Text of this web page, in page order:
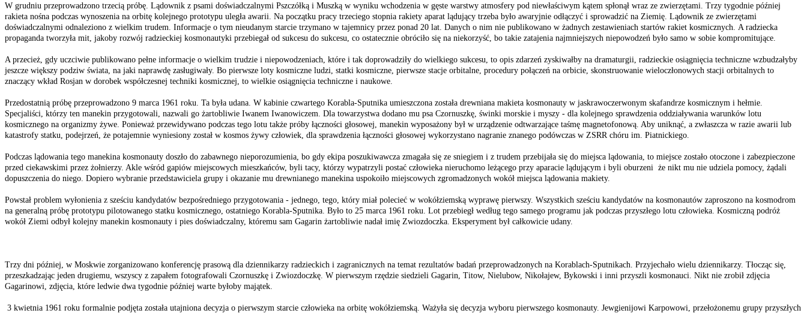
W grudniu przeprowadzono trzecią próbę. Lądownik z psami doświadczalnymi Pszczółką i Muszką w wyniku wchodzenia w gęste warstwy atmosfery pod niewłaściwym kątem spłonął wraz ze zwierzętami. Trzy tygodnie później
rakieta nośna podczas wynoszenia na orbitę kolejnego prototypu uległa awarii. Na początku pracy trzeciego stopnia rakiety aparat lądujący trzeba było awaryjnie odłączyć i sprowadzić na Ziemię. Lądownik ze zwierzętami
doświadczalnymi odnaleziono z wielkim trudem. Informacje o tym nieudanym starcie trzymano w tajemnicy przez ponad 20 lat. Danych o nim nie publikowano w żadnych zestawieniach startów rakiet kosmicznych. A radziecka
propaganda tworzyła mit, jakoby rozwój radzieckiej kosmonautyki przebiegał od sukcesu do sukcesu, co ostatecznie obróciło się na niekorzyść, bo takie zatajenia najmniejszych niepowodzeń było samo w sobie kompromitujące.
A przecież, gdy uczciwie publikowano pełne informacje o wielkim trudzie i niepowodzeniach, które i tak doprowadziły do wielkiego sukcesu, to opis zdarzeń zyskiwałby na dramaturgii, radzieckie osiągnięcia techniczne wzbudzałyby
jeszcze większy podziw świata, na jaki naprawdę zasługiwały. Bo pierwsze loty kosmiczne ludzi, statki kosmiczne, pierwsze stacje orbitalne, procedury połączeń na orbicie, skonstruowanie wieloczłonowych stacji orbitalnych to
znaczący wkład Rosjan w dorobek współczesnej techniki kosmicznej, to wielkie osiągnięcia techniczne i naukowe.
Przedostatnią próbę przeprowadzono 9 marca 1961 roku. Ta była udana. W kabinie czwartego Korabla-Sputnika umieszczona została drewniana makieta kosmonauty w jaskrawoczerwonym skafandrze kosmicznym i hełmie.
Specjaliści, którzy ten manekin przygotowali, nazwali go żartobliwie Iwanem Iwanowiczem. Dla towarzystwa dodano mu psa Czornuszkę, świnki morskie i myszy - dla kolejnego sprawdzenia oddziaływania warunków lotu
kosmicznego na organizmy żywe. Ponieważ przewidywano podczas tego lotu także próby łączności głosowej, manekin wyposażony był w urządzenie odtwarzające taśmę magnetofonową. Aby uniknąć, a zwłaszcza w razie awarii lub
katastrofy statku, podejrzeń, że potajemnie wyniesiony został w kosmos żywy człowiek, dla sprawdzenia łączności głosowej wykorzystano nagranie znanego podówczas w ZSRR chóru im. Piatnickiego.
Podczas lądowania tego manekina kosmonauty doszło do zabawnego nieporozumienia, bo gdy ekipa poszukiwawcza zmagała się ze sniegiem i z trudem przebijała się do miejsca lądowania, to miejsce zostało otoczone i zabezpieczone
przed ciekawskimi przez żołnierzy. Akle wśród gapiów miejscowych mieszkańców, byli tacy, którzy wypatrzyli postać człowieka nieruchomo leżącego przy aparacie lądującym i byli oburzeni że nikt mu nie udziela pomocy, żądali
dopuszczenia do niego. Dopiero wybranie przedstawiciela grupy i okazanie mu drewnianego manekina uspokoiło miejscowych zgromadzonych wokół miejsca lądowania makiety.
Powstał problem wyłonienia z sześciu kandydatów bezpośredniego przygotowania - jednego, tego, który miał polecieć w wokółziemską wyprawę pierwszy. Wszystkich sześciu kandydatów na kosmonautów zaproszono na kosmodrom
na generalną próbę prototypu pilotowanego statku kosmicznego, ostatniego Korabla-Sputnika. Było to 25 marca 1961 roku. Lot przebiegł według tego samego programu jak podczas przyszłego lotu człowieka. Kosmiczną podróż
wokół Ziemi odbył kolejny manekin kosmonauty i pies doświadczalny, któremu sam Gagarin żartobliwie nadał imię Zwiozdoczka. Eksperyment był całkowicie udany.
Trzy dni później, w Moskwie zorganizowano konferencję prasową dla dziennikarzy radzieckich i zagranicznych na temat rezultatów badań przeprowadzonych na Korablach-Sputnikach. Przyjechało wielu dziennikarzy. Tłocząc się,
przeszkadzając jeden drugiemu, wszyscy z zapałem fotografowali Czornuszkę i Zwiozdoczkę. W pierwszym rzędzie siedzieli Gagarin, Titow, Nielubow, Nikołajew, Bykowski i inni przyszli kosmonauci. Nikt nie zrobił zdjęcia
Gagarinowi, zdjęcia, które ledwie dwa tygodnie później warte byłoby majątek.
3 kwietnia 1961 roku formalnie podjęta została utajniona decyzja o pierwszym starcie człowieka na orbitę wokółziemską. Ważyła się decyzja wyboru pierwszego kosmonauty. Jewgienijowi Karpowowi, przełożonemu grupy przyszłych